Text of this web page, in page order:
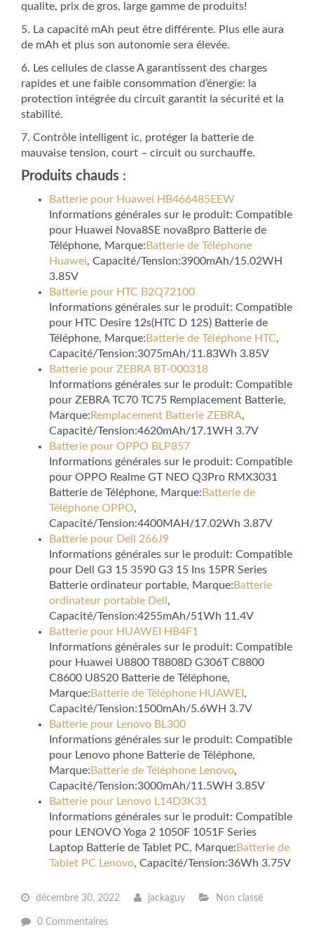
qualite, prix de gros, large gamme de produits!
5. La capacité mAh peut être différente. Plus elle aura
de mAh et plus son autonomie sera élevée.
6. Les cellules de classe A garantissent des charges
rapides et une faible consommation d’énergie: la
protection intégrée du circuit garantit la sécurité et la
stabilité.
7. Contrôle intelligent ic, protéger la batterie de
mauvaise tension, court – circuit ou surchauffe.
Produits chauds :
Batterie pour Huawei HB466485EEW
Informations générales sur le produit: Compatible
pour Huawei Nova8SE nova8pro Batterie de
Téléphone, Marque: Batterie de Téléphone
Huawei, Capacité/Tension:3900mAh/15.02WH
3.85V
Batterie pour HTC B2Q72100
Informations générales sur le produit: Compatible
pour HTC Desire 12s(HTC D 12S) Batterie de
Téléphone, Marque: Batterie de Téléphone HTC,
Capacité/Tension:3075mAh/11.83Wh 3.85V
Batterie pour ZEBRA BT-000318
Informations générales sur le produit: Compatible
pour ZEBRA TC70 TC75 Remplacement Batterie,
Marque: Remplacement Batterie ZEBRA,
Capacité/Tension:4620mAh/17.1WH 3.7V
Batterie pour OPPO BLP857
Informations générales sur le produit: Compatible
pour OPPO Realme GT NEO Q3Pro RMX3031
Batterie de Téléphone, Marque: Batterie de
Téléphone OPPO,
Capacité/Tension:4400MAH/17.02Wh 3.87V
Batterie pour Dell 266J9
Informations générales sur le produit: Compatible
pour Dell G3 15 3590 G3 15 Ins 15PR Series
Batterie ordinateur portable, Marque: Batterie
ordinateur portable Dell ,
Capacité/Tension:4255mAh/51Wh 11.4V
Batterie pour HUAWEI HB4F1
Informations générales sur le produit: Compatible
pour Huawei U8800 T8808D G306T C8800
C8600 U8520 Batterie de Téléphone,
Marque: Batterie de Téléphone HUAWEI ,
Capacité/Tension:1500mAh/5.6WH 3.7V
Batterie pour Lenovo BL300
Informations générales sur le produit: Compatible
pour Lenovo phone Batterie de Téléphone,
Marque: Batterie de Téléphone Lenovo,
Capacité/Tension:3000mAh/11.5WH 3.85V
Batterie pour Lenovo L14D3K31
Informations générales sur le produit: Compatible
pour LENOVO Yoga 2 1050F 1051F Series
Laptop Batterie de Tablet PC, Marque: Batterie de
Tablet PC Lenovo, Capacité/Tension:36Wh 3.75V
décembre 30, 2022 jackaguy Non classé
0 Commentaires